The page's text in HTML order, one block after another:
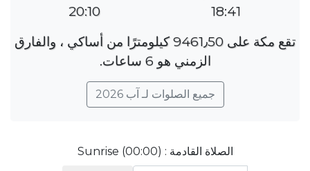
18:41
20:10
تقع مكة على 9461٫50 كيلومترًا من أساكي ، والفارق
الزمني هو 6 ساعات.
جميع الصلوات لـ آب 2026
الصلاة القادمة : Sunrise (00:00)